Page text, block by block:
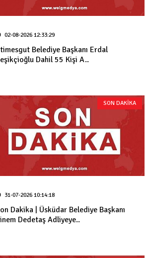
02-08-2026 12:33:29
Belediye Başkanı Erdal
Dahil 55 Kişi A..
SON DAKİKA
31-07-2026 10:14:18
Dakika | Üsküdar Belediye Başkanı
Dedetaş Adliyeye..